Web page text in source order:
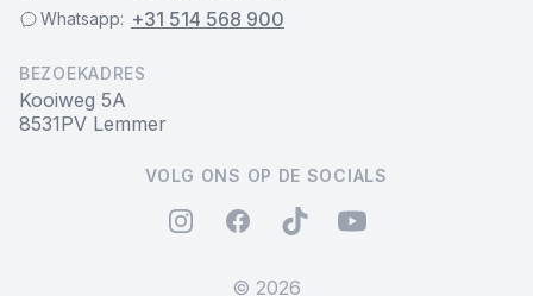
Whatsapp: +31 514 568 900
BEZOEKADRES
Kooiweg 5A
8531PV Lemmer
VOLG ONS OP DE SOCIALS
instagramfacebook
tiktok youtube
© 2026